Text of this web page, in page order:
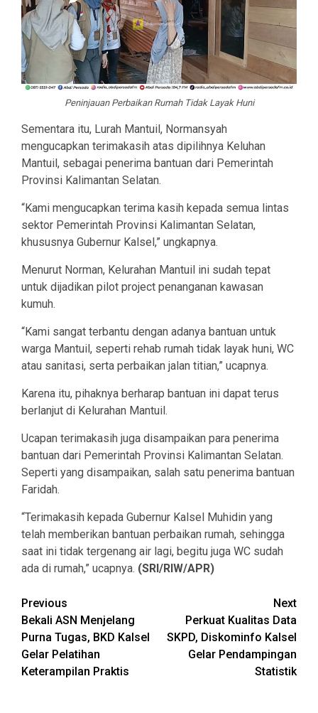
Peninjauan Perbaikan Rumah Tidak Layak Huni
Sementara itu, Lurah Mantuil, Normansyah
mengucapkan terimakasih atas dipilihnya Keluhan
Mantuil, sebagai penerima bantuan dari Pemerintah
Provinsi Kalimantan Selatan.
“Kami mengucapkan terima kasih kepada semua lintas
sektor Pemerintah Provinsi Kalimantan Selatan,
khususnya Gubernur Kalsel,” ungkapnya.
Menurut Norman, Kelurahan Mantuil ini sudah tepat
untuk dijadikan pilot project penanganan kawasan
kumuh.
“Kami sangat terbantu dengan adanya bantuan untuk
warga Mantuil, seperti rehab rumah tidak layak huni, WC
atau sanitasi, serta perbaikan jalan titian,” ucapnya.
Karena itu, pihaknya berharap bantuan ini dapat terus
berlanjut di Kelurahan Mantuil.
Ucapan terimakasih juga disampaikan para penerima
bantuan dari Pemerintah Provinsi Kalimantan Selatan.
Seperti yang disampaikan, salah satu penerima bantuan
Faridah.
“Terimakasih kepada Gubernur Kalsel Muhidin yang
telah memberikan bantuan perbaikan rumah, sehingga
saat ini tidak tergenang air lagi, begitu juga WC sudah
ada di rumah,” ucapnya. (SRI/RIW/APR)
Continue
Reading
Previous
Bekali ASN Menjelang
Purna Tugas, BKD Kalsel
Gelar Pelatihan
Keterampilan Praktis
Next
Perkuat Kualitas Data
SKPD, Diskominfo Kalsel
Gelar Pendampingan
Statistik